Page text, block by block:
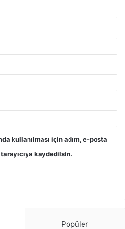
kullanılması için adım, e-posta
kaydedilsin.
Popüler